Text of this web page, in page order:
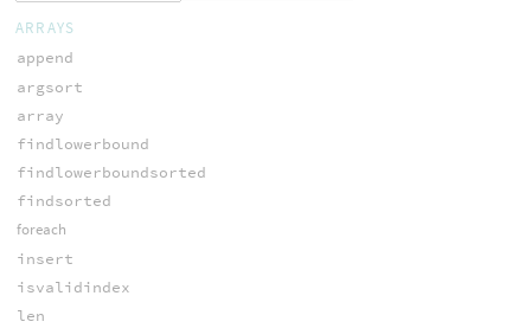
ARRAYS
append
argsort
array
findlowerbound
findlowerboundsorted
findsorted
foreach
insert
isvalidindex
len